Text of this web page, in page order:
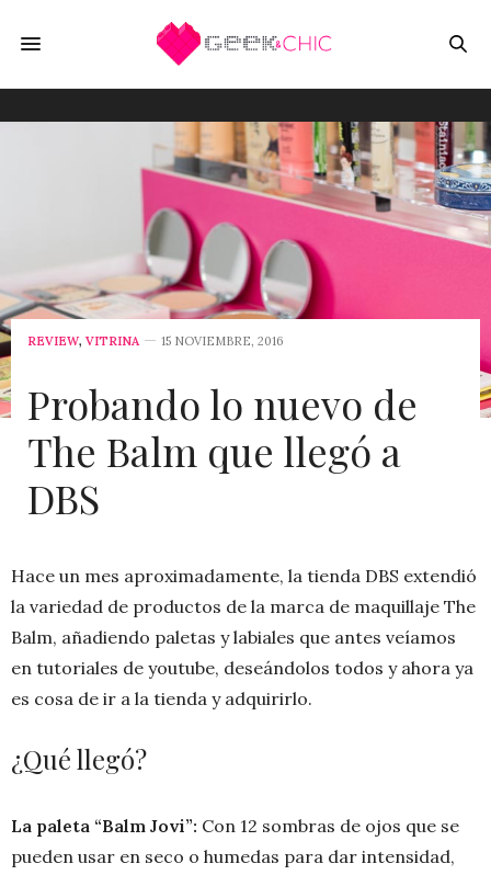
REVIEW, VITRINA 15 NOVIEMBRE, 2016
Probando lo nuevo de
The Balm que llegó a
DBS
Hace un mes aproximadamente, la tienda DBS extendió
la variedad de productos de la marca de maquillaje The
Balm, añadiendo paletas y labiales que antes veíamos
en tutoriales de youtube, deseándolos todos y ahora ya
es cosa de ir a la tienda y adquirirlo.
¿Qué llegó?
La paleta “Balm Jovi”: Con 12 sombras de ojos que se
pueden usar en seco o humedas para dar intensidad,